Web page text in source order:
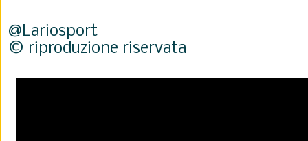
@Lariosport
© riproduzione riservata